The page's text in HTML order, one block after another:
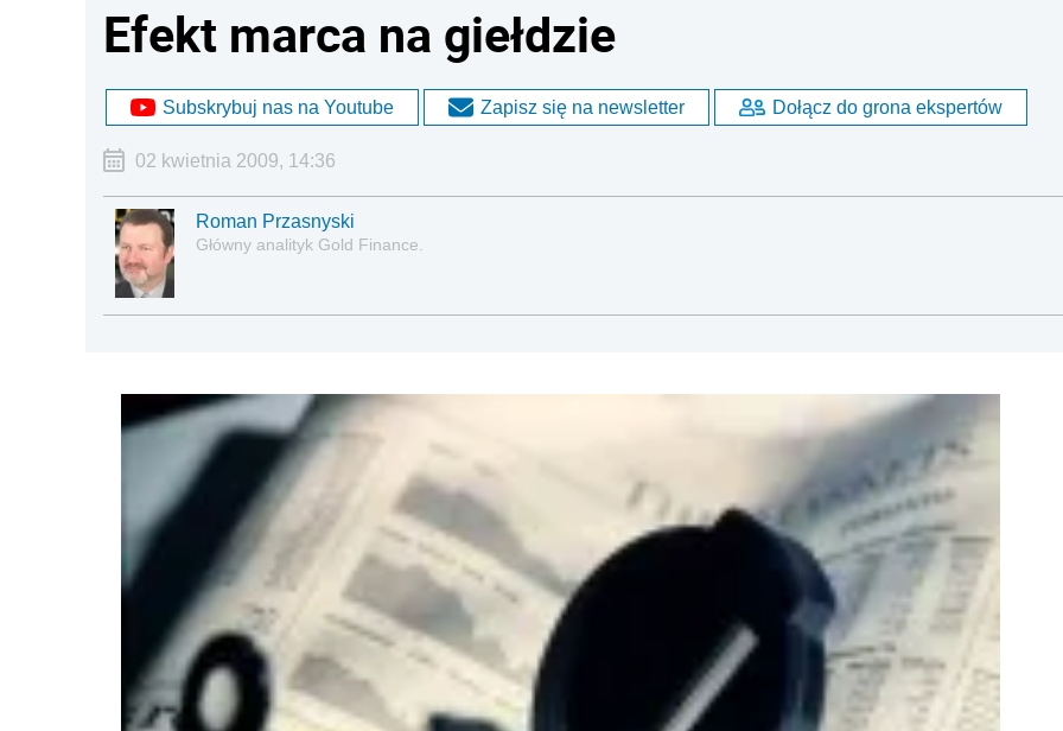
Efekt marca na giełdzie
Subskrybuj nas na Youtube Zapisz się na newsletter Dołącz do grona ekspertów
02 kwietnia 2009, 14:36
Roman Przasnyski
Główny analityk Gold Finance.